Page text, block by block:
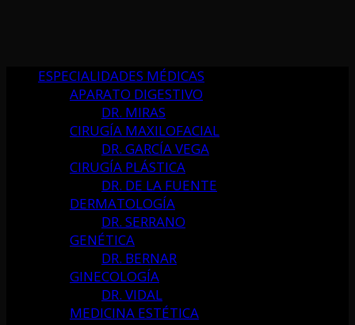
ESPECIALIDADES MÉDICAS
APARATO DIGESTIVO
DR. MIRAS
CIRUGÍA MAXILOFACIAL
DR. GARCÍA VEGA
CIRUGÍA PLÁSTICA
DR. DE LA FUENTE
DERMATOLOGÍA
DR. SERRANO
GENÉTICA
DR. BERNAR
GINECOLOGÍA
DR. VIDAL
MEDICINA ESTÉTICA